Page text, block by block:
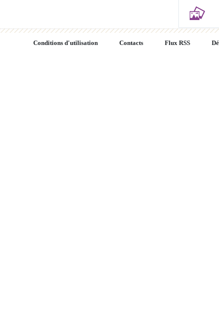
Conditions d'utilisation Contacts Flux RSS